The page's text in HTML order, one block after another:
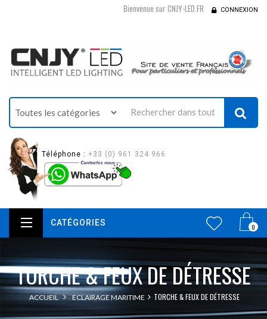
Bienvenue sur CNJY-LED.FR CONNEXION
Téléphone : +33 (0) 961 324 966
0
CATÉGORIES
TORCHE & FEUX DE DÉTRESSE
ACCUEIL ECLAIRAGE MARITIME TORCHE & FEUX DE DÉTRESSE